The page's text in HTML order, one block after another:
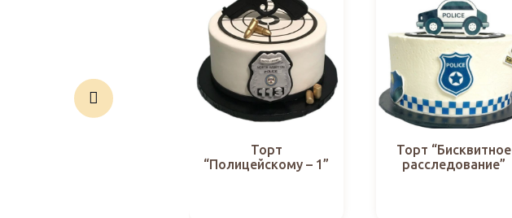
Торт
“Полицейскому – 1”
Торт “Бисквитное
расследование”